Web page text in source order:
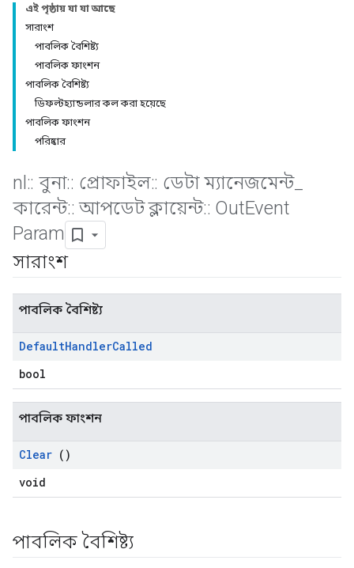
এই পৃষ্ঠায় যা যা আছে
সারাংশ
পাবলিক বৈশিষ্ট্য
পাবলিক ফাংশন
পাবলিক বৈশিষ্ট্য
ডিফল্টহ্যান্ডলার কল করা হয়েছে
পাবলিক ফাংশন
পরিষ্কার
nl :: বুনা:: প্রোফাইল:: ডেটা ম্যানেজমেন্ট_
কারেন্ট:: আপডেট ক্লায়েন্ট:: OutEvent
Param
সারাংশ
পাবলিক বৈশিষ্ট্য
DefaultHandlerCalled
bool
পাবলিক ফাংশন
Clear ()
void
পাবলিক বৈশিষ্ট্য